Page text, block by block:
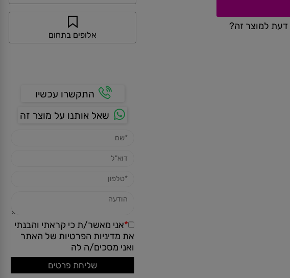
התקשרו עכשיו
*אני מאשר/ת כי קראתי והבנתי
אתמדיניות הפרטיותשל האתר
ואני מסכים/ה לה